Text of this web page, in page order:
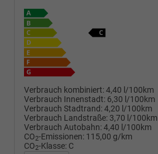
Verbrauch kombiniert:4,40 l/100km
Verbrauch Innenstadt: 6,30 l/100km
Verbrauch Stadtrand:4,20 l/100km
Verbrauch Landstraße: 3,70 l/100km
Verbrauch Autobahn:4,40 l/100km
CO2-Emissionen: 115,00 g/km
CO2-Klasse: C